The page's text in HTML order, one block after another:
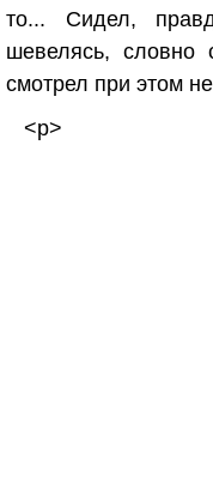
то... Сидел,
шевелясь, словно
смотрел при этом
<p>